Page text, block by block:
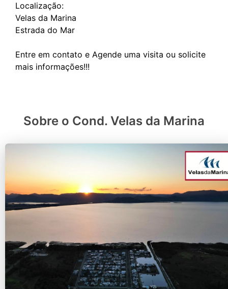
Localização:
Velas da Marina
Estrada do Mar
Entre em contato e Agende uma visita ou solicite
Sobre o Cond. Velas da Marina